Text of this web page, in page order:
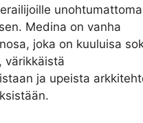
Medina on vanha
joka on kuuluisa
värikkäistä
ja upeista